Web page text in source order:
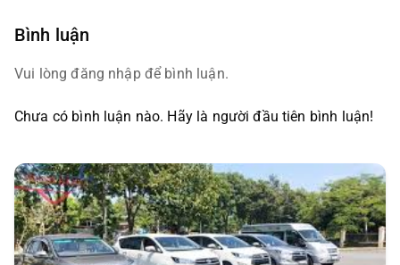
Bình luận
Vui lòng đăng nhập để bình luận.
Chưa có bình luận nào. Hãy là người đầu tiên bình luận!